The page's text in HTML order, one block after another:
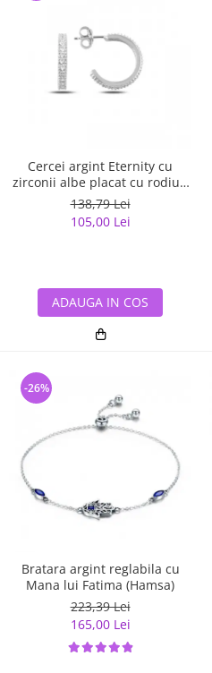
Cercei argint Eternity cu
zirconii albe placat cu rodiu -
ETU0153
138,79 Lei
105,00 Lei
ADAUGA IN COS
Bratara argint reglabila cu
Mana lui Fatima (Hamsa)
223,39 Lei
165,00 Lei
-26%